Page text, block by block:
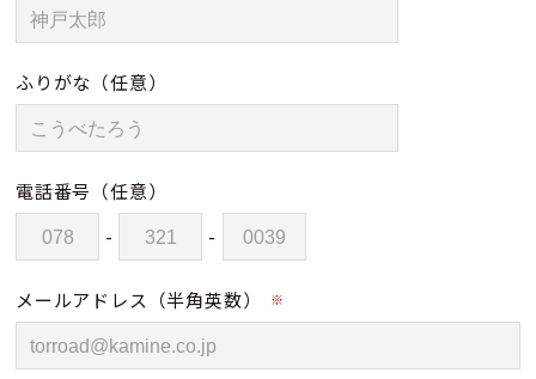
ふりがな （任意）
電話番号 （任意）
- -
メールアドレス（半角英数） ※